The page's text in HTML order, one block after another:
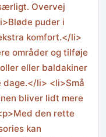
Overvej
puder i
komfort.</li>
områder og tilføje
eller baldakiner
dage.</li> <li>Små
bliver lidt mere
den rette
kan